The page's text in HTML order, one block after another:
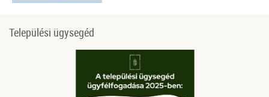
Települési ügysegéd